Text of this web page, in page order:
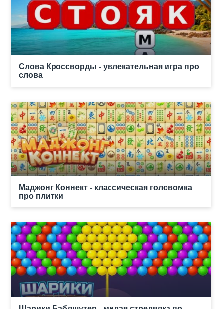
Слова Кроссворды - увлекательная игра про
слова
Маджонг Коннект - классическая головомка
про плитки